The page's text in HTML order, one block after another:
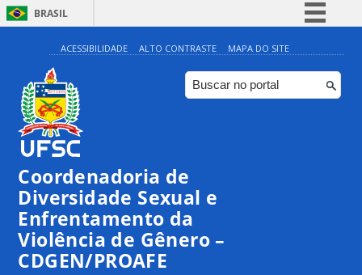
BRASIL
Simplifique!
Comunica BR
Participe
ACESSIBILIDADE ALTO CONTRASTE MAPA DO SITE
Coordenadoria de
Diversidade Sexual e
Enfrentamento da
Violência de Gênero –
CDGEN/PROAFE